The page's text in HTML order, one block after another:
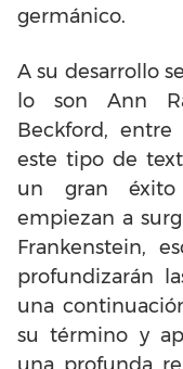
germánico.
A su desarrollo
lo son Ann
Beckford, entre
este tipo de
un gran
empiezan a
Frankenstein,
profundizarán
una
su término y